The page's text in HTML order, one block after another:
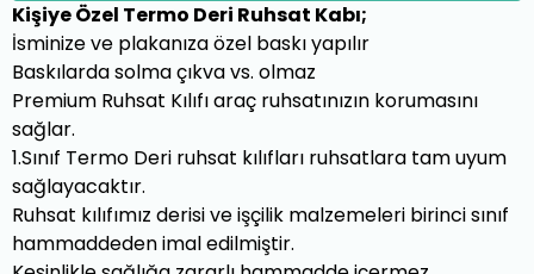
Kişiye Özel Termo Deri Ruhsat Kabı;
İsminize ve plakanıza özel baskı yapılır
Baskılarda solma çıkva vs. olmaz
Premium Ruhsat Kılıfı araç ruhsatınızın korumasını
sağlar.
1.Sınıf Termo Deri ruhsat kılıfları ruhsatlara tam uyum
sağlayacaktır.
Ruhsat kılıfımız derisi ve işçilik malzemeleri birinci sınıf
hammaddeden imal edilmiştir.